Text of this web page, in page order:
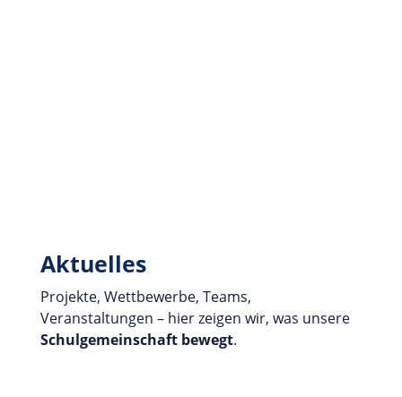
Aktuelles
Projekte, Wettbewerbe, Teams,
Veranstaltungen – hier zeigen wir, was unsere
Schulgemeinschaft bewegt.